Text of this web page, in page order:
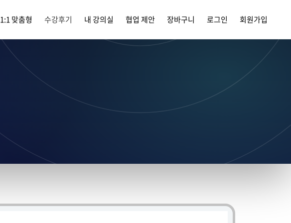
1:1 맞춤형 수강후기 내 강의실 협업 제안 장바구니 로그인 회원가입